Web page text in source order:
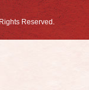
Reserved.